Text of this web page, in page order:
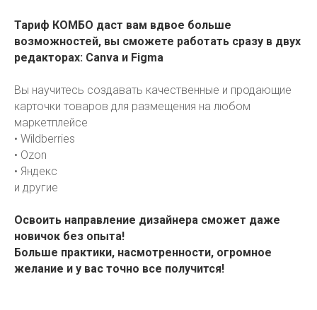
Тариф КОМБО даст вам вдвое больше
возможностей, вы сможете работать сразу в двух
редакторах: Canva и Figma
Вы научитесь создавать качественные и продающие
карточки товаров для размещения на любом
маркетплейсе
• Wildberries
• Ozon
• Яндекс
и другие
Освоить направление дизайнера сможет даже
новичок без опыта!
Больше практики, насмотренности, огромное
желание и у вас точно все получится!